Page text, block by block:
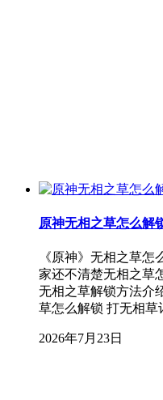
原神无相之草怎么解
《原神》无相之草怎
家还不清楚无相之草
无相之草解锁方法介
草怎么解锁 打无相
2026年7月23日